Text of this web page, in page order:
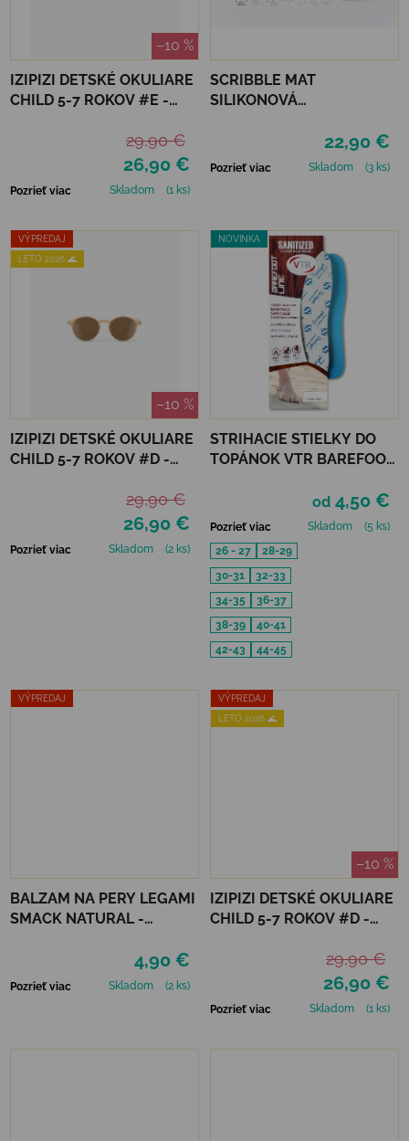
–10 %
IZIPIZI DETSKÉ OKULIARE
CHILD 5-7 ROKOV #E -
26,90 €
29,90 €
Pozrieť viac Skladom (1 ks)
SCRIBBLE MAT
SILIKONOVÁ
AUSTRÁLSKE ZVIERATÁ
22,90 €
Pozrieť viac Skladom (3 ks)
VÝPREDAJ
LETO 2026 🌊
–10 %
IZIPIZI DETSKÉ OKULIARE
CHILD 5-7 ROKOV #D -
26,90 €
29,90 €
Pozrieť viac Skladom (2 ks)
NOVINKA
STRIHACIE STIELKY DO
TOPÁNOK VTR BAREFOOT
od 4,50 €
Pozrieť viac Skladom
(5 ks)
26 - 27
28-29
30-31
32-33
34-35
36-37
38-39
40-41
42-43
44-45
VÝPREDAJ
BALZAM NA PERY LEGAMI
SMACK NATURAL -
4,90 €
Pozrieť viac Skladom (2 ks)
VÝPREDAJ
LETO 2026 🌊
–10 %
IZIPIZI DETSKÉ OKULIARE
CHILD 5-7 ROKOV #D -
26,90 €
29,90 €
Pozrieť viac Skladom (1 ks)